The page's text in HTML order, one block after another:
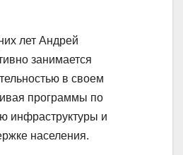
лет Андрей
занимается
в своем
программы по
инфраструктуры и
населения.